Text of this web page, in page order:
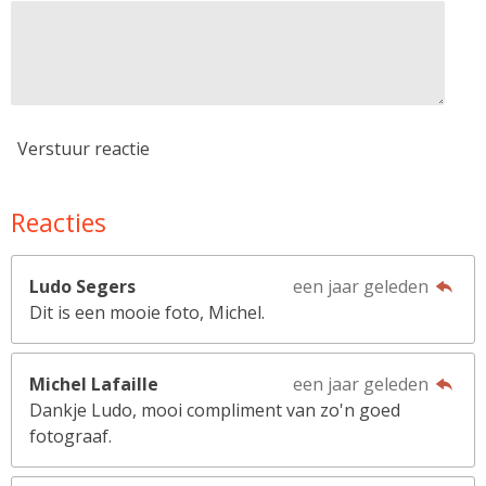
Verstuur reactie
Reacties
Ludo Segers
een jaar geleden
Dit is een mooie foto, Michel.
Michel Lafaille
een jaar geleden
Dankje Ludo, mooi compliment van zo'n goed
fotograaf.